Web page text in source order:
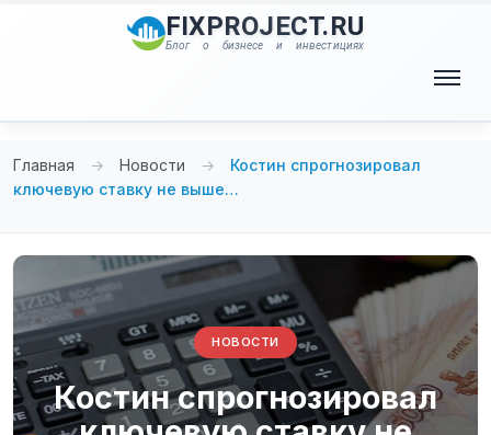
FIXPROJECT.RU
Блог о бизнесе и инвестициях
Главная → Новости →
Костин спрогнозировал
ключевую ставку не выше…
НОВОСТИ
Костин спрогнозировал